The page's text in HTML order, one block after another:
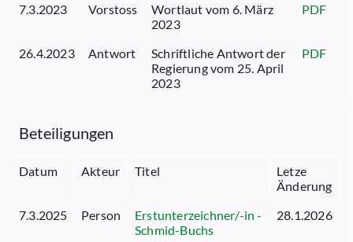
7.3.2023
Vorstoss
Wortlaut vom 6. März
2023
PDF
26.4.2023 Antwort
Schriftliche Antwort der
Regierung vom 25. April
2023
PDF
Beteiligungen
Datum Akteur Titel
Letze
Änderung
7.3.2025
Person
Erstunterzeichner/-in -
Schmid-Buchs
28.1.2026